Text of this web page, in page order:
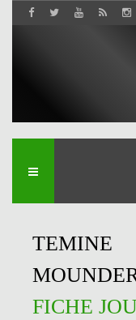
TEMINE
FICHE